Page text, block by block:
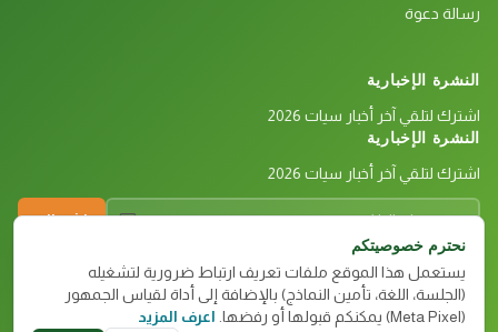
رسالة دعوة
النشرة الإخبارية
اشترك لتلقي آخر أخبار سيات 2026
النشرة الإخبارية
اشترك لتلقي آخر أخبار سيات 2026
اشتراك
© 2026 APIA — جميع الحقوق محفوظة
نحترم خصوصيتكم
يستعمل هذا الموقع ملفات تعريف ارتباط ضرورية لتشغيله
(الجلسة، اللغة، تأمين النماذج) بالإضافة إلى أداة لقياس الجمهور
(Meta Pixel) يمكنكم قبولها أو رفضها.
اعرف المزيد